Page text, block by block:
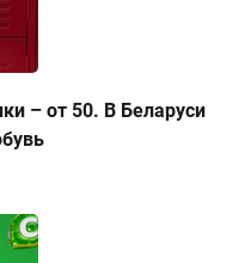
– от 50. В Беларуси